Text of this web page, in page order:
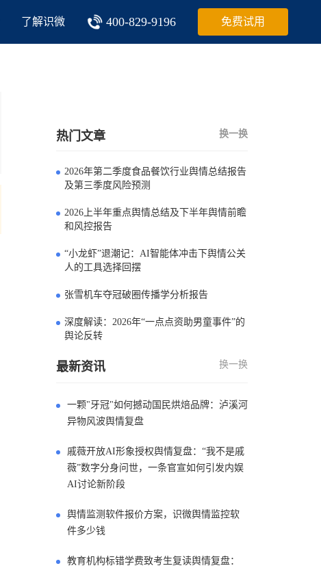
了解识微 400-829-9196 免费试用
热门文章 换一换
2026年第二季度食品餐饮行业舆情总结报告
及第三季度风险预测
2026上半年重点舆情总结及下半年舆情前瞻
和风控报告
“小龙虾”退潮记：AI智能体冲击下舆情公关
人的工具选择回摆
张雪机车夺冠破圈传播学分析报告
深度解读：2026年“一点点资助男童事件”的
舆论反转
最新资讯 换一换
一颗"牙冠"如何撼动国民烘焙品牌：泸溪河
异物风波舆情复盘
戚薇开放AI形象授权舆情复盘：“我不是戚
薇”数字分身问世，一条官宣如何引发内娱
AI讨论新阶段
舆情监测软件报价方案，识微舆情监控软
件多少钱
教育机构标错学费致考生复读舆情复盘：